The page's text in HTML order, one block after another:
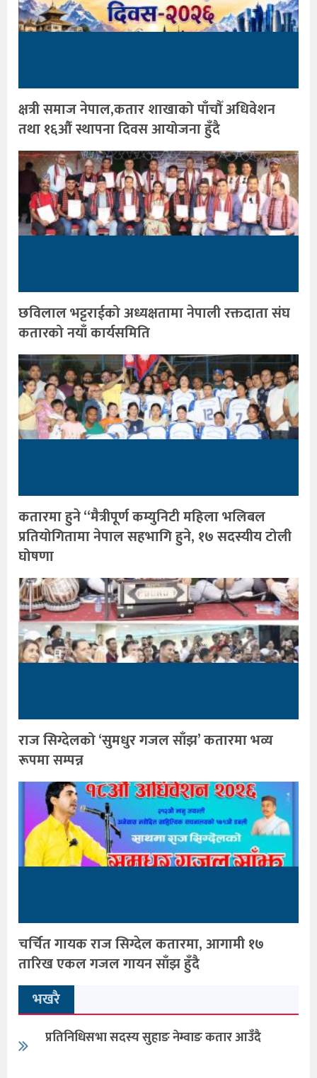
क्षत्री समाज नेपाल,कतार शाखाको पाँचौँ अधिवेशन
तथा १६औँ स्थापना दिवस आयोजना हुँदै
छविलाल भट्टराईको अध्यक्षतामा नेपाली रक्तदाता संघ
कतारको नयाँ कार्यसमिति
कतारमा हुने “मैत्रीपूर्ण कम्युनिटी महिला भलिबल
प्रतियोगितामा नेपाल सहभागि हुने, १७ सदस्यीय टोली
घोषणा
राज सिग्देलको ‘सुमधुर गजल साँझ’ कतारमा भव्य
रूपमा सम्पन्न
चर्चित गायक राज सिग्देल कतारमा, आगामी १७
तारिख एकल गजल गायन साँझ हुँदै
भखरै
प्रतिनिधिसभा सदस्य सुहाङ नेम्वाङ कतार आउँदै